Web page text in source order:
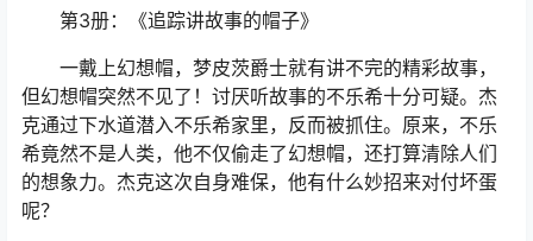
第3册：《追踪讲故事的帽子》
一戴上幻想帽，梦皮茨爵士就有讲不完的精彩故事，
但幻想帽突然不见了！讨厌听故事的不乐希十分可疑。杰
克通过下水道潜入不乐希家里，反而被抓住。原来，不乐
希竟然不是人类，他不仅偷走了幻想帽，还打算清除人们
的想象力。杰克这次自身难保，他有什么妙招来对付坏蛋
呢？